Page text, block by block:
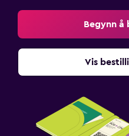
Begynn å
Vis